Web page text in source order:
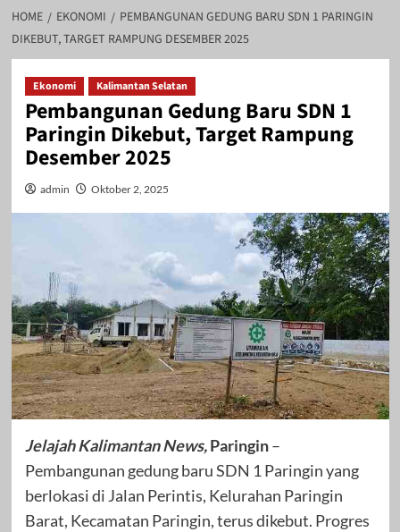
HOME EKONOMI
PEMBANGUNAN GEDUNG BARU SDN 1 PARINGIN
DIKEBUT, TARGET RAMPUNG DESEMBER 2025
Ekonomi Kalimantan Selatan
Pembangunan Gedung Baru SDN 1
Paringin Dikebut, Target Rampung
Desember 2025
admin Oktober 2, 2025
Jelajah Kalimantan News,Paringin–
Pembangunan gedung baru SDN 1 Paringin yang
berlokasi di Jalan Perintis, Kelurahan Paringin
Barat, Kecamatan Paringin, terus dikebut. Progres